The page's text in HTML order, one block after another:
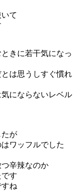
て
きに若干気になっ
は思うしすぐ慣れ
にならないレベル
たが
ワッフルでした
辛辣なのか
す
ね